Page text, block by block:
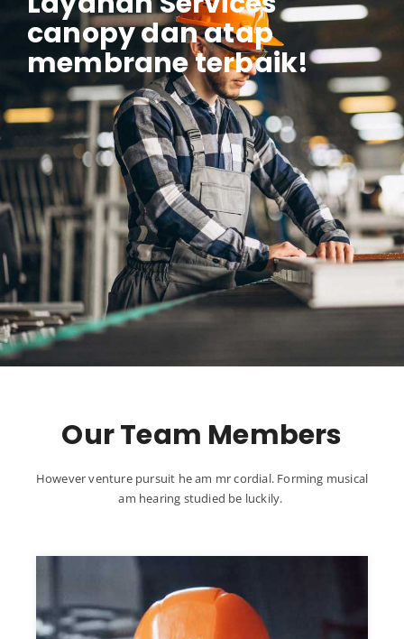
canopy dan atap
membrane terbaik!
Our Team Members
However venture pursuit he am mr cordial. Forming musical
am hearing studied be luckily.